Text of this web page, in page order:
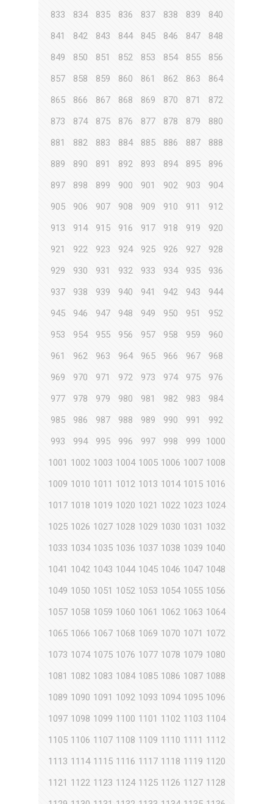
833
834 835 836 837 838 839
840
841
842 843 844 845 846 847
848
849
850 851 852 853 854 855
856
857
858 859 860 861 862 863
864
865
866 867 868 869 870 871
872
873
874 875 876 877 878 879
880
881
882 883 884 885 886 887
888
889
890 891 892 893 894 895
896
897
898 899 900 901 902 903
904
905
906 907 908 909 910 911
912
913
914 915 916 917 918 919
920
921
922 923 924 925 926 927
928
929
930 931 932 933 934 935
936
937
938 939 940 941 942 943
944
945
946 947 948 949 950 951
952
953
954 955 956 957 958 959
960
961
962 963 964 965 966 967
968
969
970 971 972 973 974 975
976
977
978 979 980 981 982 983
984
985
986 987 988 989 990 991
992
993
994 995 996 997 998 999
1000
1001 1002 1003 1004 1005 1006 1007 1008
1009 1010 1011 1012 1013 1014 1015 1016
1017 1018 1019 1020 1021 1022 1023 1024
1025 1026 1027 1028 1029 1030 1031 1032
1033 1034 1035 1036 1037 1038 1039 1040
1041 1042 1043 1044 1045 1046 1047 1048
1049 1050 1051 1052 1053 1054 1055 1056
1057 1058 1059 1060 1061 1062 1063 1064
1065 1066 1067 1068 1069 1070 1071 1072
1073 1074 1075 1076 1077 1078 1079 1080
1081 1082 1083 1084 1085 1086 1087 1088
1089 1090 1091 1092 1093 1094 1095 1096
1097 1098 1099 1100 1101 1102 1103 1104
1105 1106 1107 1108 1109 1110 1111 1112
1113 1114 1115 1116 1117 1118 1119 1120
1121 1122 1123 1124 1125 1126 1127 1128